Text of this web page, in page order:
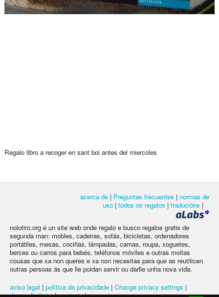
Regalo libro a recoger en sant boi antes del miercoles
acerca de | Preguntas frecuentes | normas de
uso | todos os regalos | traducións |
nolotiro.org é un site web onde regalo e busco regalos gratis de
segunda man: mobles, cadeiras, sofás, bicicletas, ordenadores
portátiles, mesas, cociñas, lámpadas, camas, roupa, xoguetes,
berces ou carros para bebés, teléfonos móviles e outras moitas
cousas que xa non queres e xa non necesitas para que as reutilicen
outras persoas ás que lle poidan servir ou darlle unha nova vida.
aviso legal | política de privacidade | Change privacy settings |